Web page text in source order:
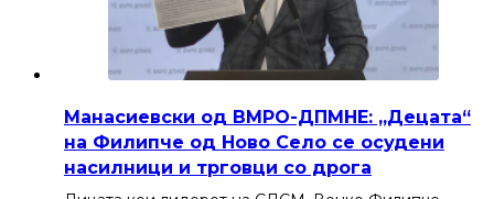
Манасиевски од ВМРО-ДПМНЕ: „Децата“
на Филипче од Ново Село се осудени
насилници и трговци со дрога